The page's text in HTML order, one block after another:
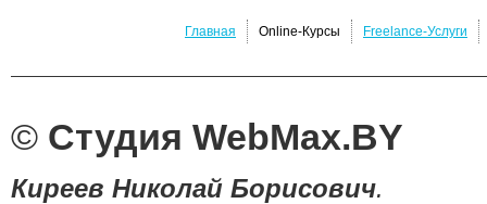
Главная Online-Курсы Freelance-Услуги
© Студия WebMax.BY
Киреев Николай Борисович.